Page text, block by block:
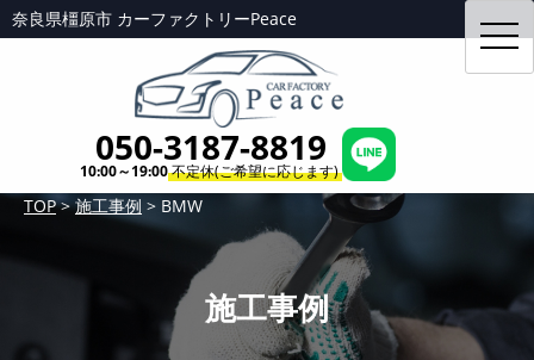
奈良県橿原市 カーファクトリーPeace
050-3187-8819
10:00～19:00不定休(ご希望に応じます)
TOP>施工事例 > BMW
施工事例